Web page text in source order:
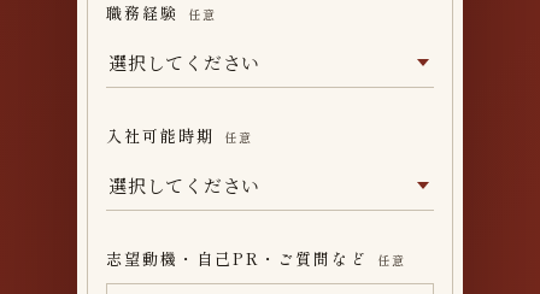
職務経験 任意
入社可能時期 任意
志望動機・自己PR・ご質問など 任意